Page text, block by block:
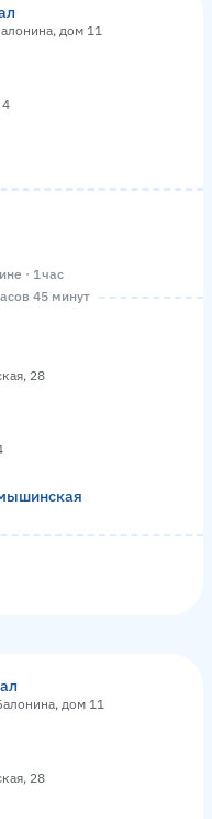
дом 11
· 1 час
45 минут
28
дом 11
28